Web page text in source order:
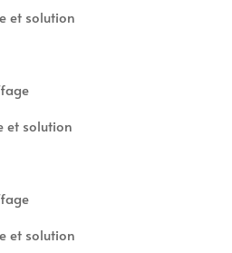
et solution
et solution
et solution